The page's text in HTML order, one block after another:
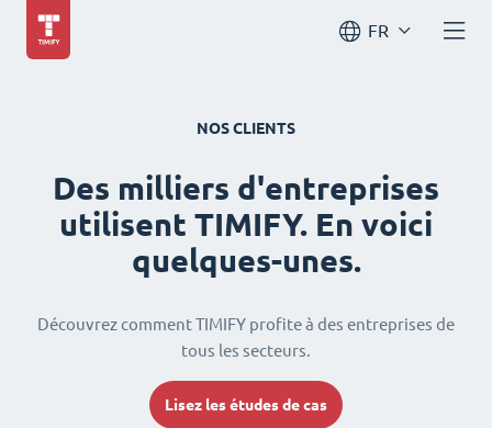
FR
NOS CLIENTS
Des milliers d'entreprises
utilisent TIMIFY. En voici
quelques-unes.
Découvrez comment TIMIFY profite à des entreprises de
tous les secteurs.
Lisez les études de cas